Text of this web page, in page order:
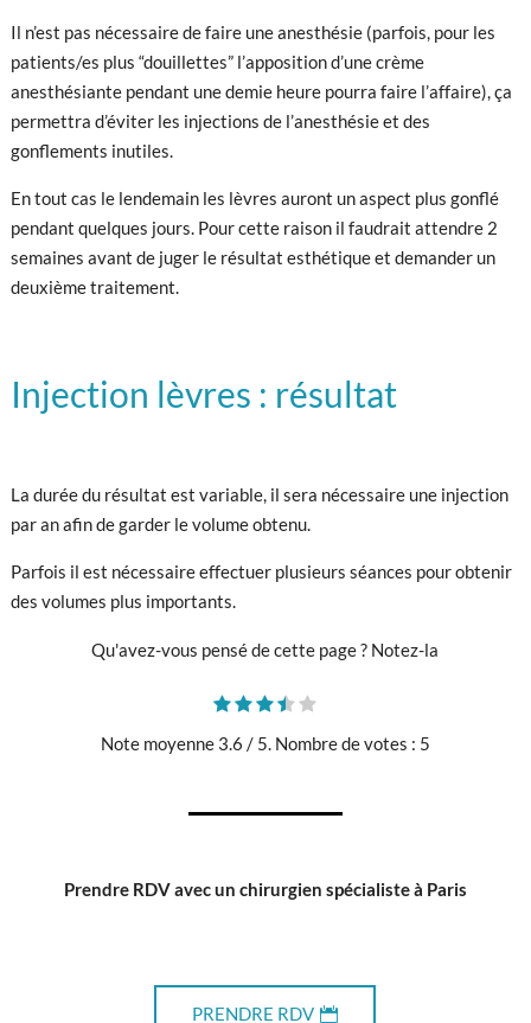
Il n’est pas nécessaire de faire une anesthésie (parfois, pour les
patients/es plus “douillettes” l’apposition d’une crème
anesthésiante pendant une demie heure pourra faire l’affaire), ça
permettra d’éviter les injections de l’anesthésie et des
gonflements inutiles.
En tout cas le lendemain les lèvres auront un aspect plus gonflé
pendant quelques jours. Pour cette raison il faudrait attendre 2
semaines avant de juger le résultat esthétique et demander un
deuxième traitement.
Injection lèvres : résultat
La durée du résultat est variable, il sera nécessaire une injection
par an afin de garder le volume obtenu.
Parfois il est nécessaire effectuer plusieurs séances pour obtenir
des volumes plus importants.
Qu'avez-vous pensé de cette page ? Notez-la
Note moyenne 3.6 / 5. Nombre de votes : 5
Prendre RDV avec un chirurgien spécialiste à Paris
PRENDRE RDV